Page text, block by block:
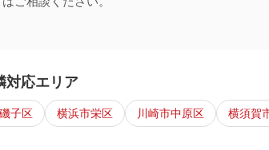
対応エリア
子区 横浜市栄区 川崎市中原区 横須賀